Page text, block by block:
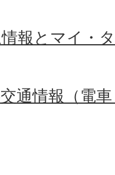
報とマイ・
通情報（電